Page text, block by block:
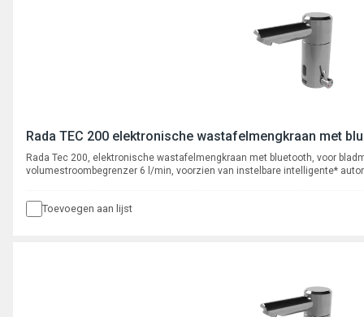
Rada TEC 200 elektronische wastafelmengkraan met
Rada Tec 200, elektronische wastafelmengkraan met bluetooth, voor
volumestroombegrenzer 6 l/min, voorzien van instelbare intelligente*
Toevoegen aan lijst